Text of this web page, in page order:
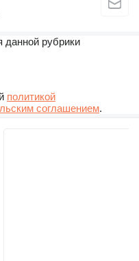
рубрики
политикой
соглашением.